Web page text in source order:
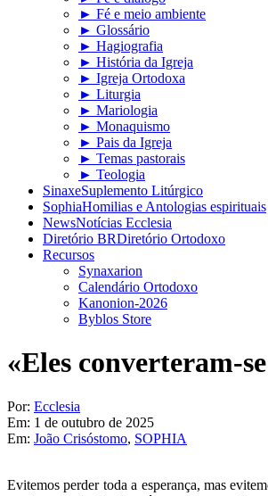
► Fé e meio ambiente
► Glossário
► Hagiografia
► História da Igreja
► Igreja Ortodoxa
► Liturgia
► Mariologia
► Monaquismo
► Pais da Igreja
► Temas pastorais
► Teologia
SinaxeSuplemento Litúrgico
SophiaHomilias e Antologias espirituais
NewsNotícias Ecclesia
Diretório BRDiretório Ortodoxo
Recursos
Synaxarion
Calendário Ortodoxo
Kanonion-2026
Byblos Store
«Eles converteram-
Por: Ecclesia
Em: 1 de outubro de 2025
Em: João Crisóstomo, SOPHIA
Evitemos perder toda a esperança, mas